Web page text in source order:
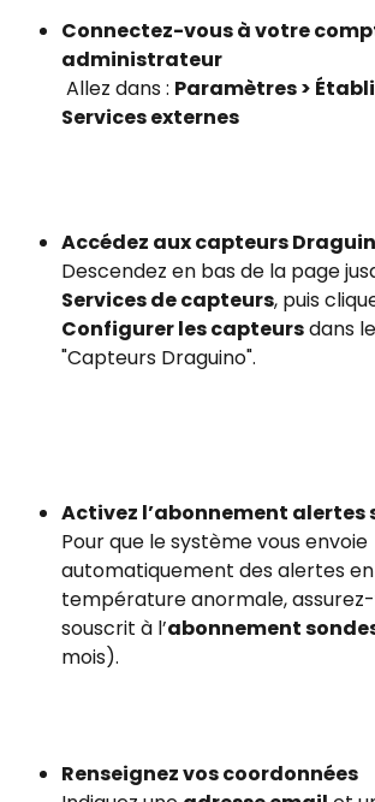
Connectez-vous à votre
administrateur
Allez dans : Paramètres >
Services externes
Accédez aux capteurs
Descendez en bas de la page
Services de capteurs, puis
Configurer les capteurs dans
"Capteurs Draguino".
Activez l’abonnement alertes
Pour que le système vous envoie
automatiquement des alertes
température anormale, assurez-
souscrit à l’abonnement
mois).
Renseignez vos coordonnées